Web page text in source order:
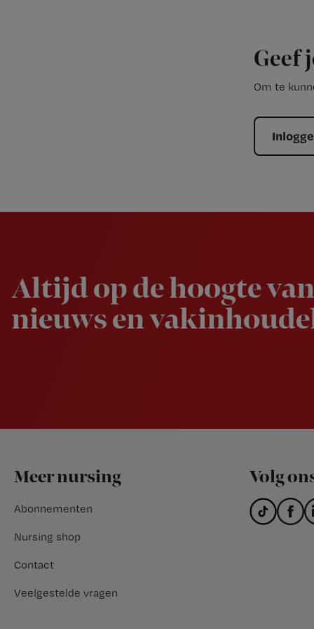
Geef
Om te
Altijd op de hoogte
nieuws en
Footer
Meer nursing
Abonnementen
Nursing shop
Contact
Veelgestelde vragen
Volg